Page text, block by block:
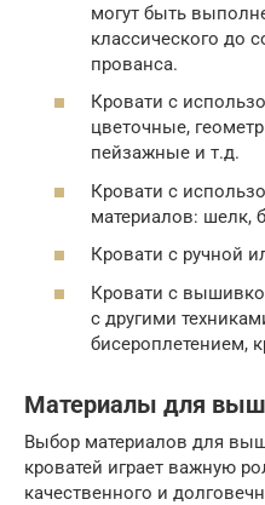
могут быть
классического до
прованса.
Кровати с
цветочные,
пейзажные и т.д.
Кровати с
материалов: шелк,
Кровати с ручной
Кровати с
с другими
бисероплетением,
Материалы для
Выбор материалов для
кроватей играет важную
качественного и